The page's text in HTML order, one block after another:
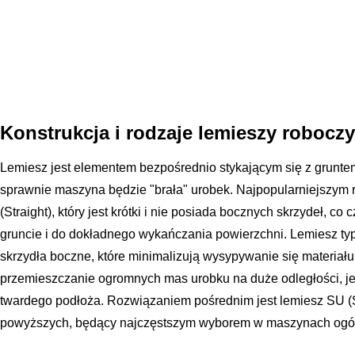
Konstrukcja i rodzaje lemieszy
Lemiesz jest elementem bezpośrednio stykającym się z
sprawnie maszyna będzie "brała" urobek.
(Straight), który jest krótki i nie posiada bocznych skrzydeł, co
gruncie i do dokładnego wykańczania powierzchni. Lemiesz
skrzydła boczne, które minimalizują wysypywanie się
przemieszczanie ogromnych mas urobku na duże odległości,
twardego podłoża. Rozwiązaniem pośrednim jest lemiesz SU
powyższych, będący najczęstszym wyborem w maszynach